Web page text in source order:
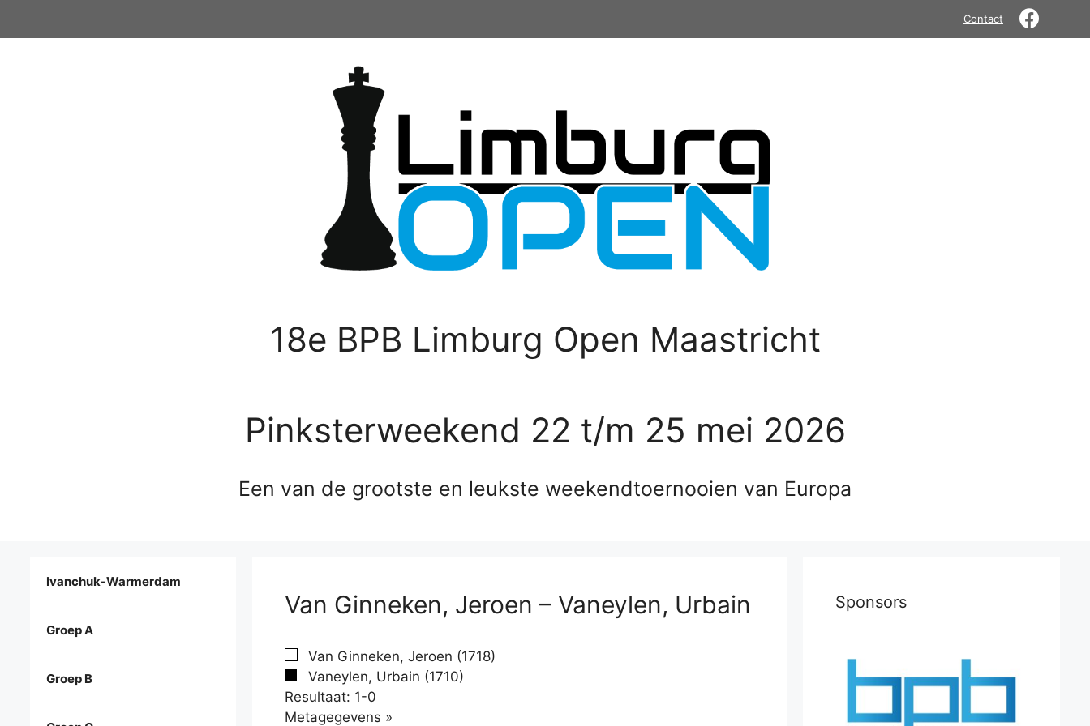
Contact
18e BPB Limburg Open Maastricht
Pinksterweekend 22 t/m 25 mei 2026
Een van de grootste en leukste weekendtoernooien van Europa
Van Ginneken, Jeroen – Vaneylen, Urbain
Van Ginneken, Jeroen (1718)
Vaneylen, Urbain (1710)
Resultaat: 1-0
Metagegevens »
Ivanchuk-Warmerdam
Groep A
Groep B
Sponsors